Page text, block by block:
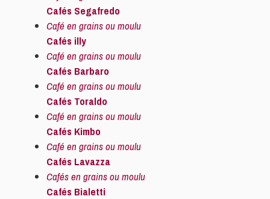
Cafés Segafredo
Café en grains ou moulu
Cafés illy
Café en grains ou moulu
Cafés Barbaro
Café en grains ou moulu
Cafés Toraldo
Café en grains ou moulu
Cafés Kimbo
Café en grains ou moulu
Cafés Lavazza
Cafés en grains ou moulu
Cafés Bialetti